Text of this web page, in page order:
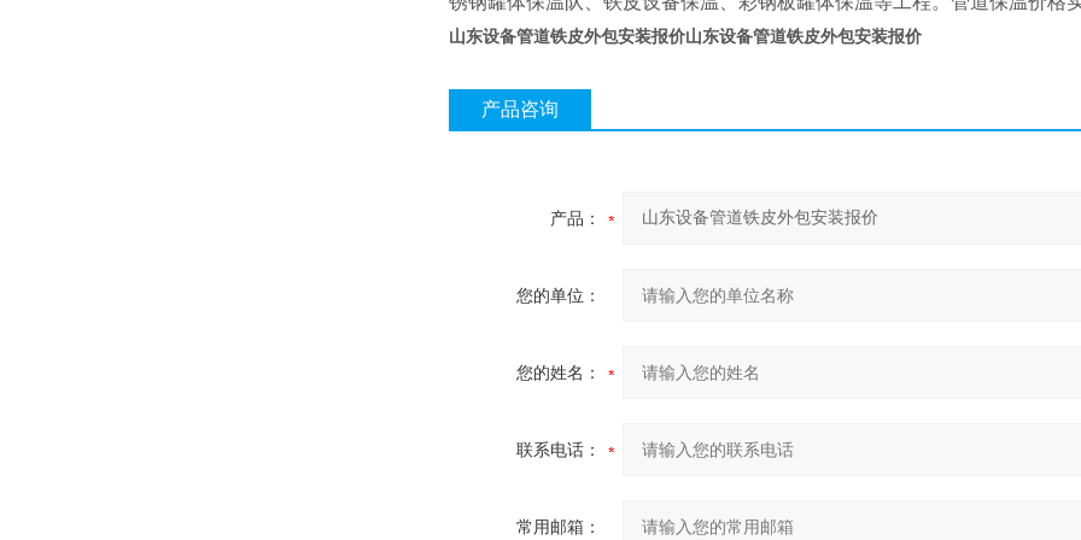
山东设备管道铁皮外包安装报价山东设备管道铁皮外包安装报价
产品咨询
产品：
您的单位：
您的姓名：
联系电话：
常用邮箱：